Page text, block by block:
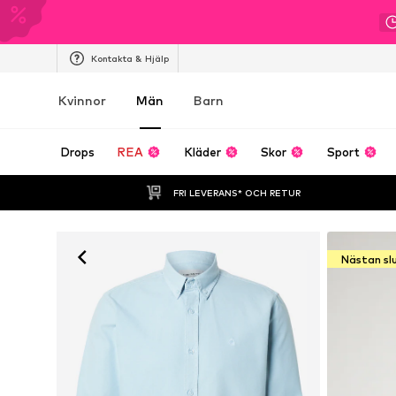
Kontakta & Hjälp
Kvinnor Män Barn
Drops REA Kläder Skor Sport
FRI LEVERANS* OCH RETUR
Nästan